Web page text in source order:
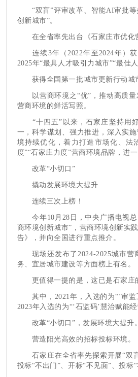
“双盲”评审改革、智能AI审批等
创新城市”。
在全省率先出台《石家庄市优化
连续3年（2022年至2024年）获
2025年“最具人才吸引力城市”“最佳
获得全国第一批城市更新行动城
以营商环境之“优”，推动高质量
营商环境的鲜活写照。
“十四五”以来，石家庄坚持用好
一，科学谋划、强力推进，深入实
境持续优化，着力打造市场化、法
度”“石家庄力度”营商环境品牌，进
改革“小切口”
撬动发展环境大提升
连续三次上榜！
今年10月28日，中央广播电视总
商环境创新城市”，营商环境创新实
告》，并向全国进行重点推介。
现场还发布了2024-2025城市营
务、宜居城市建设等方面榜上有名。
更值得一提的是，这已是石家庄
其中，2021年，入选的为“‘审监
2023年入选的为“‘石监码’慧治赋能
改革“小切口”，发展环境大提升
营造阳光高效的招标投标环境。
石家庄在全省率先探索开展“双盲
投标“不出门”、开标“不见面”、投